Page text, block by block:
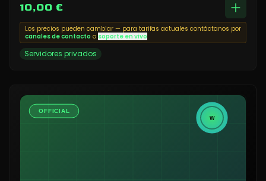
10,00 €
Los precios pueden cambiar — para tarifas actuales contáctanos por
canales de contacto o soporte en vivo
Servidores privados